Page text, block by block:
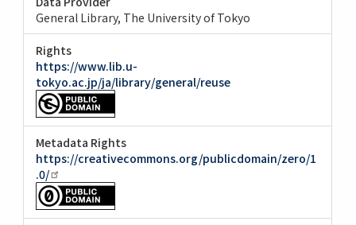
General Library, The University of Tokyo
Rights
https://www.lib.u-
tokyo.ac.jp/ja/library/general/reuse
Metadata Rights
https://creativecommons.org/publicdomain/zero/1
.0/